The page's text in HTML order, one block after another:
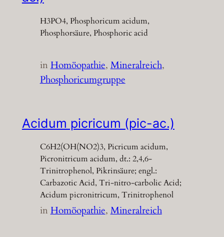
H3PO4, Phosphoricum acidum,
Phosphorsäure, Phosphoric acid
inHomöopathie, Mineralreich
Phosphoricumgruppe
Acidum picricum (pic-ac.)
C6H2(OH(NO2)3, Picricum acidum,
Picronitricum acidum, dt.: 2,4,6-
Trinitrophenol, Pikrinsäure; engl.:
Carbazotic Acid, Tri-nitro-carbolic Acid;
Acidum picronitricum, Trinitrophenol
inHomöopathie, Mineralreich